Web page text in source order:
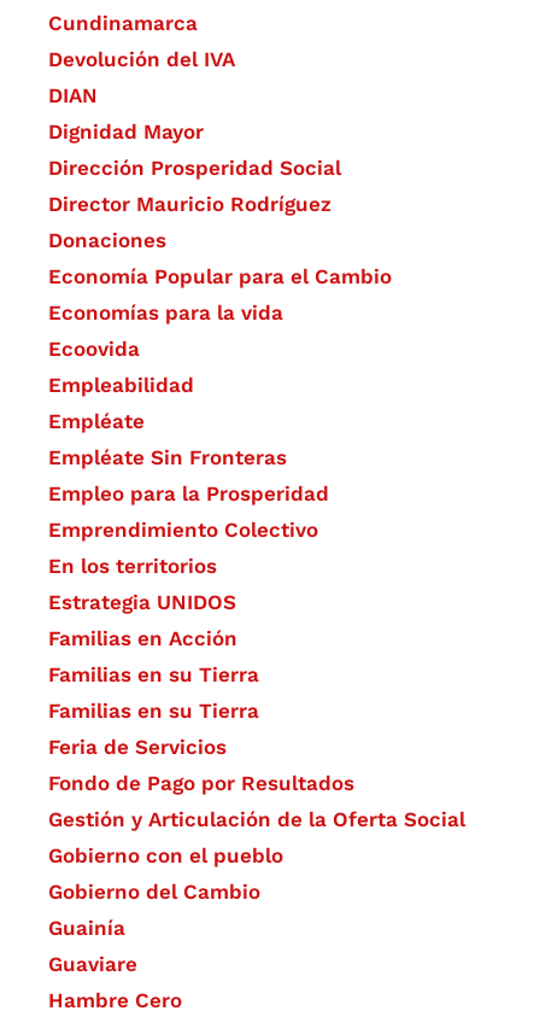
Cundinamarca
Devolución del IVA
DIAN
Dignidad Mayor
Dirección Prosperidad Social
Director Mauricio Rodríguez
Donaciones
Economía Popular para el Cambio
Economías para la vida
Ecoovida
Empleabilidad
Empléate
Empléate Sin Fronteras
Empleo para la Prosperidad
Emprendimiento Colectivo
En los territorios
Estrategia UNIDOS
Familias en Acción
Familias en su Tierra
Familias en su Tierra
Feria de Servicios
Fondo de Pago por Resultados
Gestión y Articulación de la Oferta Social
Gobierno con el pueblo
Gobierno del Cambio
Guainía
Guaviare
Hambre Cero